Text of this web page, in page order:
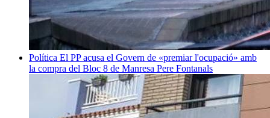
Política El PP acusa el Govern de «premiar l'ocupació» amb
la compra del Bloc 8 de Manresa Pere Fontanals